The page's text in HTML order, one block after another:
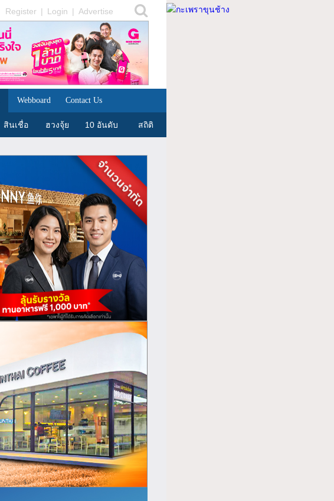
Register | Login | Advertise
Webboard Contact Us
สินเชื่อ ฮวงจุ้ย 10 อันดับ สถิติ